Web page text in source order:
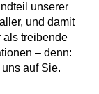
unserer
aller, und damit
als treibende
– denn:
auf Sie.